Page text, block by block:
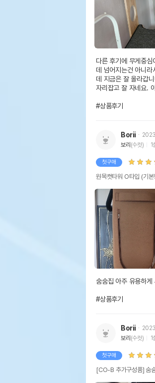
다른 후기에 무게중
데 넘어지는건 아니
데 지금은 잘 올라갑
자리잡고 잘 자네요.
#상품후기
Borii
보리(수컷) 1
첫구매
원목캣타워 O타입 (기
숨숨집 아주 유용하게
#상품후기
Borii
보리(수컷) 1
첫구매
[CO-B 추가구성품] 숨